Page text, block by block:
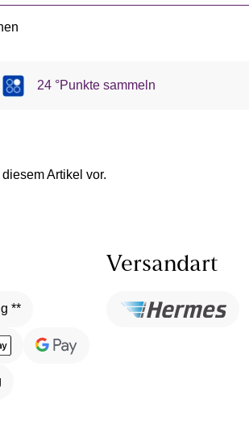
24 °Punkte sammeln
Artikel vor.
**
Versandart